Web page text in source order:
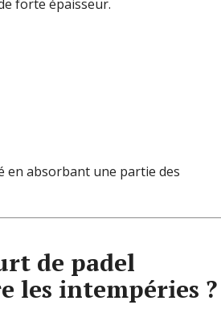
forte épaisseur.
en absorbant une partie des
de padel
les intempéries ?